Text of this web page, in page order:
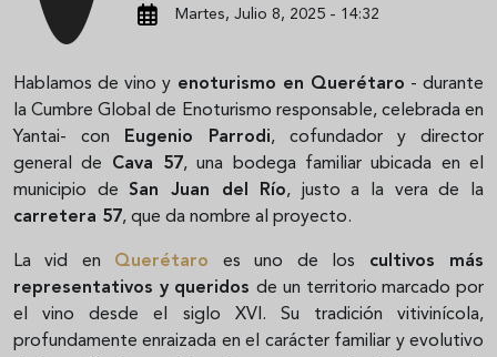
Martes, Julio 8, 2025 - 14:32
Hablamos de vino y enoturismo en Querétaro - durante
la Cumbre Global de Enoturismo responsable, celebrada en
Yantai- con
Eugenio Parrodi, cofundador y director
general de Cava 57, una bodega familiar ubicada en el
municipio deSan Juan del Río, justo a la vera de la
carretera 57, que da nombre al proyecto.
La vid en Querétaro es uno de los cultivos más
representativos y queridosde un territorio marcado por
el vino desde el siglo XVI. Su tradición vitivinícola,
profundamente enraizada en el carácter familiar y evolutivo